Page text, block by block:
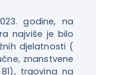
godine, na
najviše je bilo
djelatnosti (
znanstvene
trgovina na